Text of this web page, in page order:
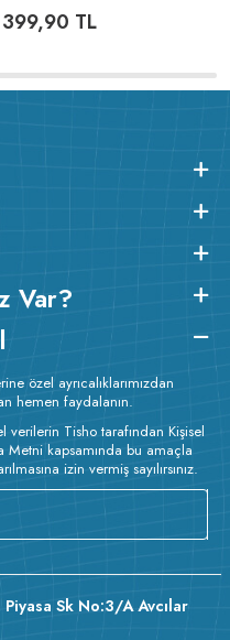
399,90 TL
Var?
özel ayrıcalıklarımızdan
hemen faydalanın.
verilerin Tisho tarafından Kişisel
Metni kapsamında bu amaçla
izin vermiş sayılırsınız.
Sk No:3/A Avcılar